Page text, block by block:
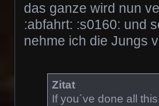
das ganze wird nun
:abfahrt: :s0160: und
nehme ich die Jungs
Zitat
If you´ve done all